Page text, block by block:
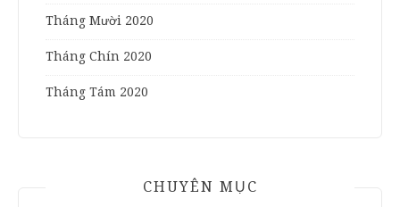
Tháng Mười 2020
Tháng Chín 2020
Tháng Tám 2020
CHUYÊN MỤC